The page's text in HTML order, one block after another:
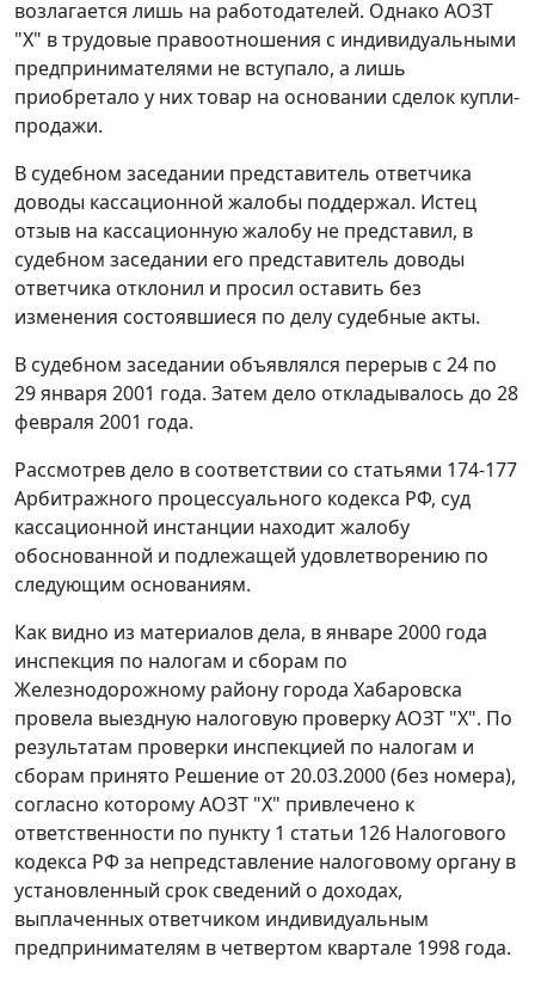
возлагается лишь на работодателей. Однако АОЗТ
"Х" в трудовые правоотношения с индивидуальными
предпринимателями не вступало, а лишь
приобретало у них товар на основании сделок купли-
продажи.
В судебном заседании представитель ответчика
доводы кассационной жалобы поддержал. Истец
отзыв на кассационную жалобу не представил, в
судебном заседании его представитель доводы
ответчика отклонил и просил оставить без
изменения состоявшиеся по делу судебные акты.
В судебном заседании объявлялся перерыв с 24 по
29 января 2001 года. Затем дело откладывалось до 28
февраля 2001 года.
Рассмотрев дело в соответствии со статьями 174-177
Арбитражного процессуального кодекса РФ, суд
кассационной инстанции находит жалобу
обоснованной и подлежащей удовлетворению по
следующим основаниям.
Как видно из материалов дела, в январе 2000 года
инспекция по налогам и сборам по
Железнодорожному району города Хабаровска
провела выездную налоговую проверку АОЗТ "Х". По
результатам проверки инспекцией по налогам и
сборам принято Решение от 20.03.2000 (без номера),
согласно которому АОЗТ "Х" привлечено к
ответственности по пункту 1 статьи 126 Налогового
кодекса РФ за непредставление налоговому органу в
установленный срок сведений о доходах,
выплаченных ответчиком индивидуальным
предпринимателям в четвертом квартале 1998 года.